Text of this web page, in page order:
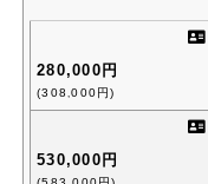
280,000円
(308,000円)
530,000円